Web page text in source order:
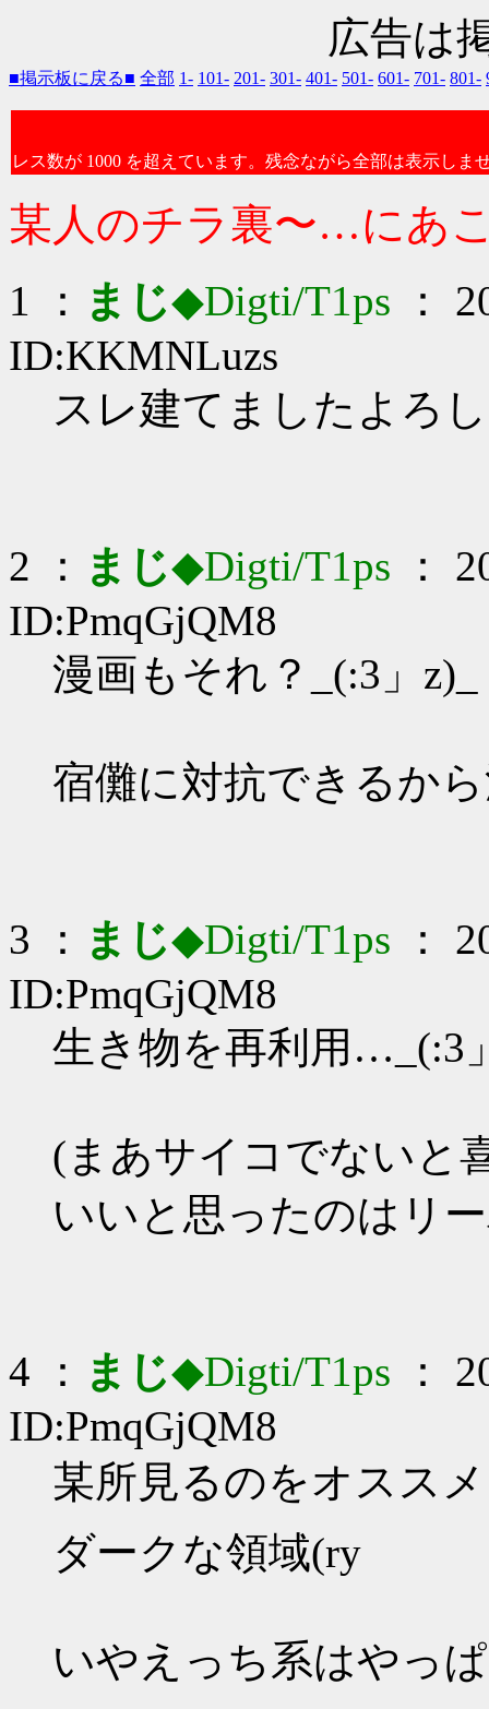
広告は
■掲示板に戻る■ 全部 1- 101- 201- 301- 401- 501- 601- 701- 801-
レス数が 1000 を超えています。残念ながら全部は表示しま
某人のチラ裏〜…にあ
1 ： まじ◆Digti/T1ps ：
ID:KKMNLuzs
スレ建てましたよろ
2 ： まじ◆Digti/T1ps ：
ID:PmqGjQM8
漫画もそれ？_(:3」z)_
宿儺に対抗できるか
3 ： まじ◆Digti/T1ps ：
ID:PmqGjQM8
生き物を再利用…_(:3
(まあサイコでないと
いいと思ったのはリ
4 ： まじ◆Digti/T1ps ：
ID:PmqGjQM8
某所見るのをオスス
ダークな領域(ry
いやえっち系はやっ